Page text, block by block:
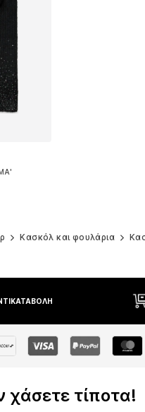
Κασκόλ και φουλάρια
ΚΑΙ
χάσετε τίποτα!